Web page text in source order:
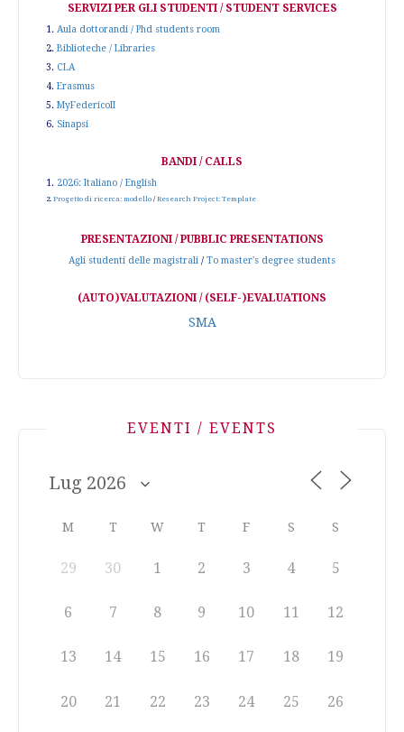
SERVIZI PER GLI STUDENTI / STUDENT SERVICES
1. Aula dottorandi / Phd students room
2. Biblioteche / Libraries
3. CLA
4. Erasmus
5. MyFedericoII
6. Sinapsi
BANDI / CALLS
1. 2026: Italiano / English
2. Progetto di ricerca: modello /Research Project: Template
PRESENTAZIONI / PUBBLIC PRESENTATIONS
Agli studenti delle magistrali / To master's degree students
(AUTO)VALUTAZIONI / (SELF-)EVALUATIONS
SMA
EVENTI / EVENTS
M T W T F S S
29 30 1 2 3 4 5
6 7 8 9 10 11 12
13 14 15 16 17 18 19
20 21 22 23 24 25 26